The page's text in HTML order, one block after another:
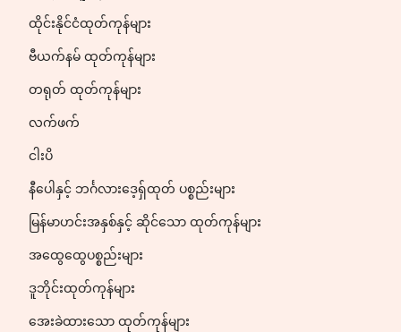
ထိုင်းနိုင်ငံထုတ်ကုန်များ
ဗီယက်နမ် ထုတ်ကုန်များ
တရုတ် ထုတ်ကုန်များ
လက်ဖက်
ငါးပိ
နီပေါနှင့် ဘင်္ဂလားဒေ့ရှ်ထုတ် ပစ္စည်းများ
မြန်မာဟင်းအနှစ်နှင့် ဆိုင်သော ထုတ်ကုန်များ
အထွေထွေပစ္စည်းများ
ဒူဘိုင်းထုတ်ကုန်များ
အေးခဲထားသော ထုတ်ကုန်များ